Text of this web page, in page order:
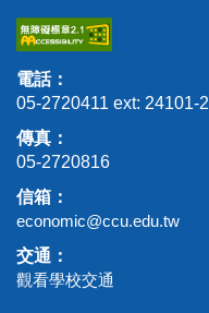
電話：
05-2720411 ext: 24101-2
傳真：
05-2720816
信箱：
economic@ccu.edu.tw
交通：
觀看學校交通